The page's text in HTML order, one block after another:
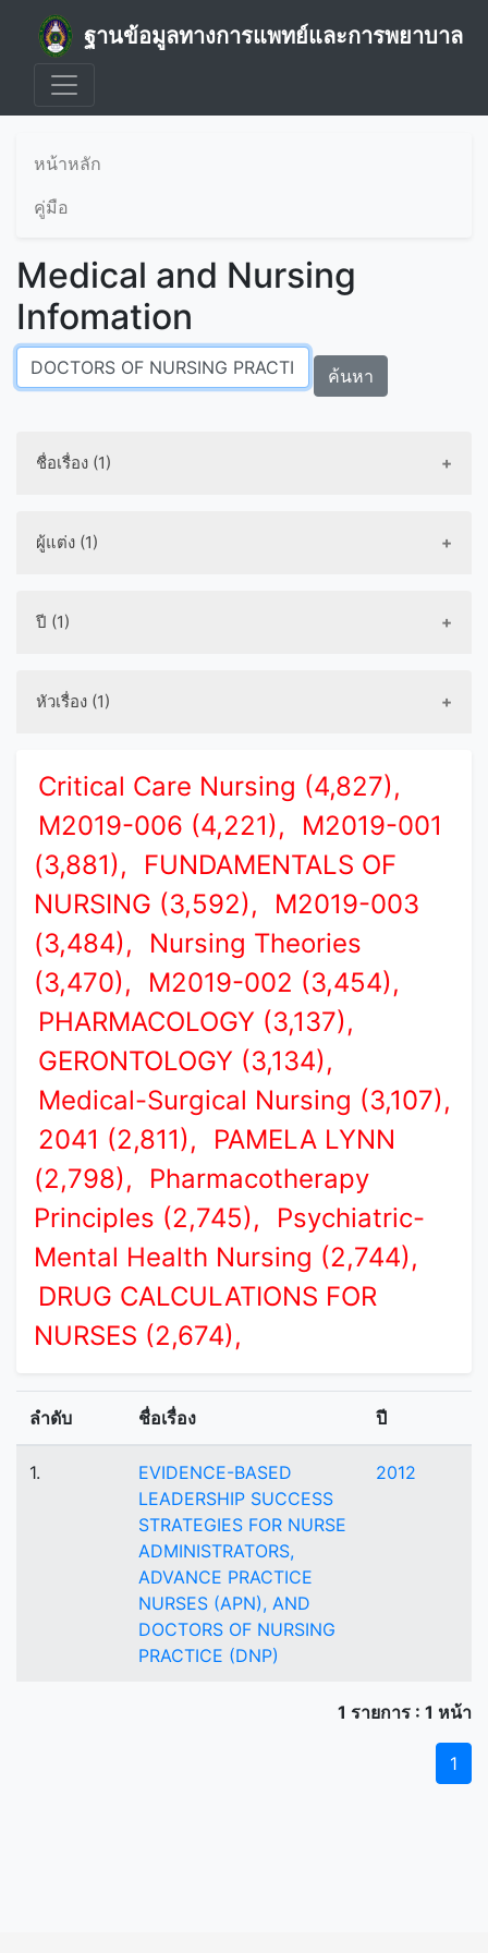
ฐานข้อมูลทางการแพทย์และการพยาบาล
หน้าหลัก
คู่มือ
Medical and Nursing
Infomation
ค้นหา
ชื่อเรื่อง (1)
ผู้แต่ง (1)
ปี (1)
หัวเรื่อง (1)
Critical Care Nursing (4,827),
M2019-006 (4,221),
M2019-001
(3,881),
FUNDAMENTALS OF
NURSING (3,592),
M2019-003
(3,484),
Nursing Theories
(3,470),
M2019-002 (3,454),
PHARMACOLOGY (3,137),
GERONTOLOGY (3,134),
Medical-Surgical Nursing (3,107),
2041 (2,811),
PAMELA LYNN
(2,798),
Pharmacotherapy
Principles (2,745),
Psychiatric-
Mental Health Nursing (2,744),
DRUG CALCULATIONS FOR
NURSES (2,674),
ลำดับ ชื่อเรื่อง ปี
1.
EVIDENCE-BASED
LEADERSHIP SUCCESS
STRATEGIES FOR NURSE
ADMINISTRATORS,
ADVANCE PRACTICE
NURSES (APN), AND
DOCTORS OF NURSING
PRACTICE (DNP)
2012
1 รายการ : 1 หน้า
1